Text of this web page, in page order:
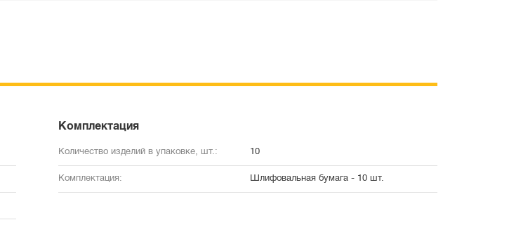
Комплектация
Количество изделий в упаковке, шт.: 10
Комплектация: Шлифовальная бумага - 10 шт.